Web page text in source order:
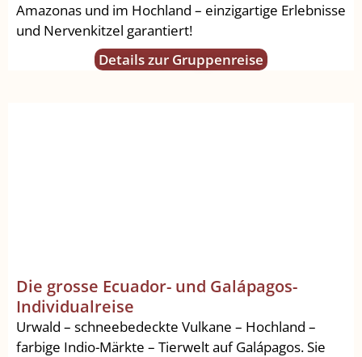
Amazonas und im Hochland – einzigartige Erlebnisse
und Nervenkitzel garantiert!
Details zur Gruppenreise
Die grosse Ecuador- und Galápagos-
Individualreise
Urwald – schneebedeckte Vulkane – Hochland –
farbige Indio-Märkte – Tierwelt auf Galápagos. Sie